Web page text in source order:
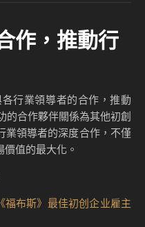
作，推動行
行業領導者的合作，推動
的合作夥伴關係為其他初創
業領導者的深度合作，不僅
值的最大化。
福布斯》最佳初创企业雇主